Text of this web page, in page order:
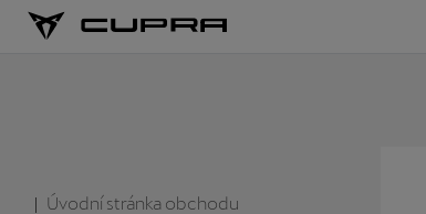
Úvodní stránka obchodu